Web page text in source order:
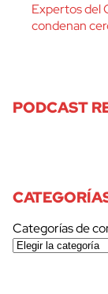
Expertos del
condenan
PODCAST
Categorías de